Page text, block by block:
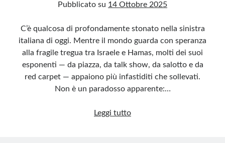
Pubblicato su 14 Ottobre 2025
C’è qualcosa di profondamente stonato nella sinistra
italiana di oggi. Mentre il mondo guarda con speranza
alla fragile tregua tra Israele e Hamas, molti dei suoi
esponenti — da piazza, da talk show, da salotto e da
red carpet — appaiono più infastiditi che sollevati.
Non è un paradosso apparente:…
Leggi tuttoLa